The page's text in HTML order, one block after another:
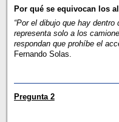
Por qué se equivocan los
“Por el dibujo que hay
representa solo a los
respondan que prohíbe el
Fernando Solas.
Pregunta 2